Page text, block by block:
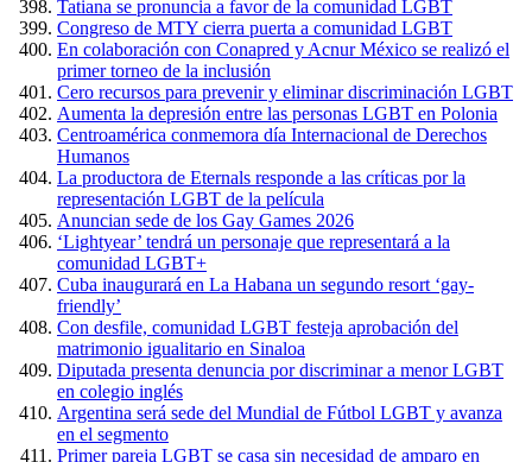
Tatiana se pronuncia a favor de la comunidad LGBT
Congreso de MTY cierra puerta a comunidad LGBT
En colaboración con Conapred y Acnur México se realizó el
primer torneo de la inclusión
Cero recursos para prevenir y eliminar discriminación LGBT
Aumenta la depresión entre las personas LGBT en Polonia
Centroamérica conmemora día Internacional de Derechos
Humanos
La productora de Eternals responde a las críticas por la
representación LGBT de la película
Anuncian sede de los Gay Games 2026
‘Lightyear’ tendrá un personaje que representará a la
comunidad LGBT+
Cuba inaugurará en La Habana un segundo resort ‘gay-
friendly’
Con desfile, comunidad LGBT festeja aprobación del
matrimonio igualitario en Sinaloa
Diputada presenta denuncia por discriminar a menor LGBT
en colegio inglés
Argentina será sede del Mundial de Fútbol LGBT y avanza
en el segmento
Primer pareja LGBT se casa sin necesidad de amparo en